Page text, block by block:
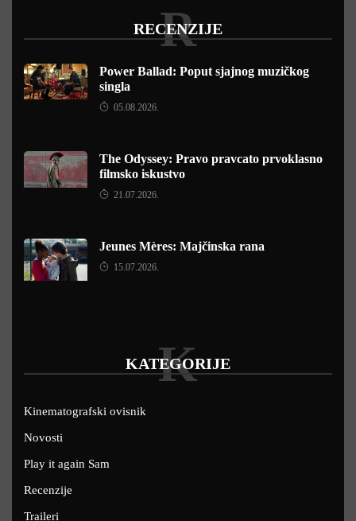
RECENZIJE
R
Power Ballad: Poput sjajnog muzičkog
singla
05.08.2026.
The Odyssey: Pravo pravcato prvoklasno
filmsko iskustvo
21.07.2026.
Jeunes Mères: Majčinska rana
15.07.2026.
KATEGORIJE
K
Kinematografski ovisnik
Novosti
Play it again Sam
Recenzije
Traileri